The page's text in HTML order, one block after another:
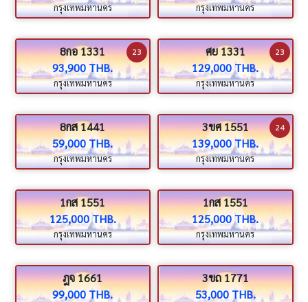
กรุงเทพมหานคร กรุงเทพมหานคร
8กอ 1331
93,900 THB.
กรุงเทพมหานคร
23
ศย 1331
129,000 THB.
กรุงเทพมหานคร
23
8กส 1441
59,000 THB.
กรุงเทพมหานคร
3ขศ 1551
139,000 THB.
กรุงเทพมหานคร
24
1กส 1551
125,000 THB.
กรุงเทพมหานคร
1กส 1551
125,000 THB.
กรุงเทพมหานคร
ฎจ 1661
99,000 THB.
3ขถ 1771
53,000 THB.